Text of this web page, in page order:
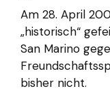
Am 28. April
„historisch“
San Marino
bisher nicht.